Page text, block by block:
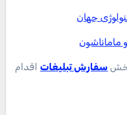
جهان
ماماناشون
سفارش تبلیغات اقدام